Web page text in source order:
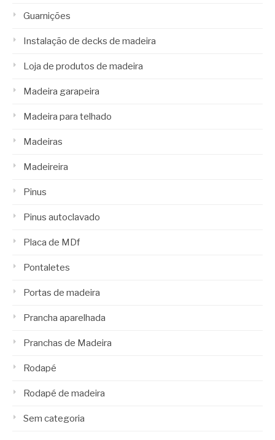
Guarnições
Instalação de decks de madeira
Loja de produtos de madeira
Madeira garapeira
Madeira para telhado
Madeiras
Madeireira
Pinus
Pinus autoclavado
Placa de MDf
Pontaletes
Portas de madeira
Prancha aparelhada
Pranchas de Madeira
Rodapé
Rodapé de madeira
Sem categoria